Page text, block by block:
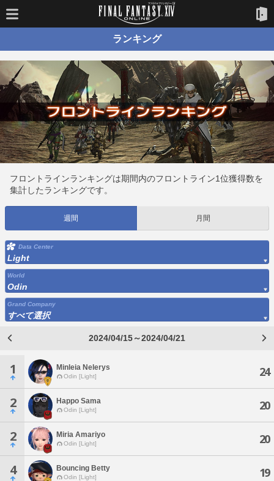
ランキング
フロントラインランキングは期間内のフロントライン1位獲得数を
集計したランキングです。
週間 月間
Data Center
Light
World
Odin
Grand Company
すべて選択
2024/04/15～2024/04/21
1 Minleia Nelerys
Odin [Light] 24
2 Happo Sama
Odin [Light] 20
2 Miria Amariyo
Odin [Light] 20
4 Bouncing Betty
Odin [Light] 19